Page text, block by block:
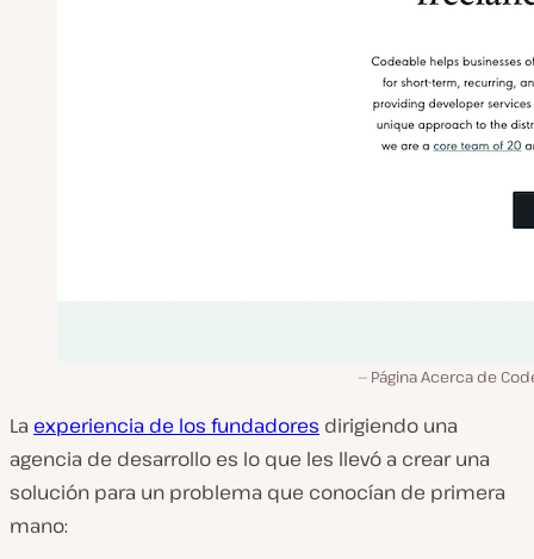
Página Acerca de
La experiencia de los fundadores dirigiendo una
agencia de desarrollo es lo que les llevó a crear una
solución para un problema que conocían de primera
mano: